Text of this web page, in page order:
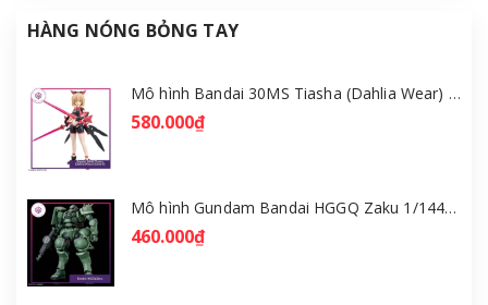
HÀNG NÓNG BỎNG TAY
Mô hình Bandai 30MS Tiasha (Dahlia Wear) [Color B] [GDB] [30MS]
580.000₫
Mô hình Gundam Bandai HGGQ Zaku 1/144 – MSG GQuuuuuuX [GDB] [BHG]
460.000₫